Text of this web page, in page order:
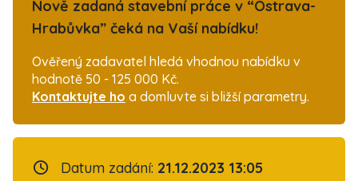
Nově zadaná stavební práce v “Ostrava-
Hrabůvka” čeká na Vaší nabídku!
Ověřený zadavatel hledá vhodnou nabídku v
hodnotě 50 - 125 000 Kč.
Kontaktujte ho a domluvte si bližší parametry.
Datum zadání: 21.12.2023 13:05